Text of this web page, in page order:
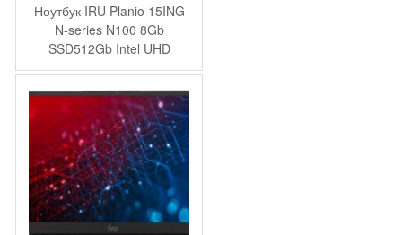
Ноутбук IRU Planio 15ING
N-series N100 8Gb
SSD512Gb Intel UHD
Graphics 15.6″ IPS FHD
(1920×1080) FreeDOS
black WiFi BT Cam
6000mAh (2058904)